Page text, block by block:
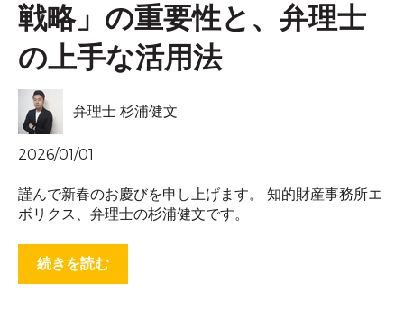
戦略」の重要性と、弁理士
の上手な活用法
弁理士 杉浦健文
2026/01/01
謹んで新春のお慶びを申し上げます。 知的財産事務所エ
ボリクス、弁理士の杉浦健文です。
続きを読む